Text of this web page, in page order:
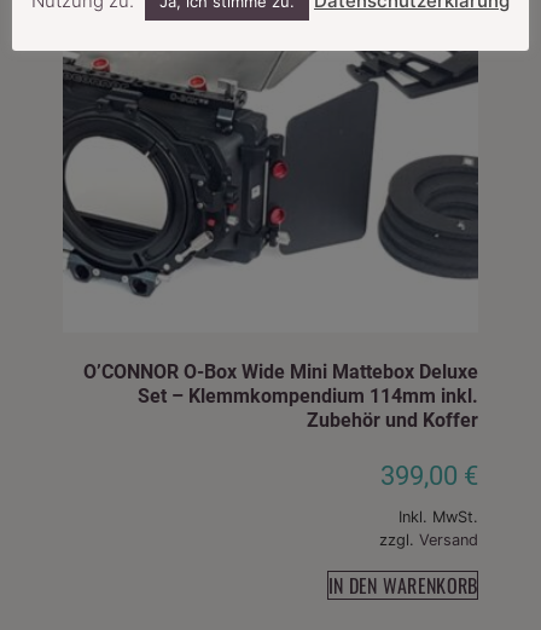
O’CONNOR O-Box Wide Mini Mattebox Deluxe
Set – Klemmkompendium 114mm inkl.
Zubehör und Koffer
399,00 €
Inkl. MwSt.
zzgl.Versand
IN DEN WARENKORB